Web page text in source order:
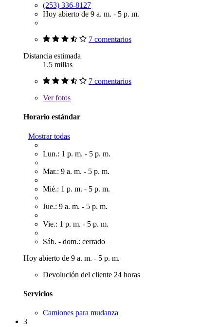
(253) 336-8127
Hoy abierto de 9 a. m. - 5 p. m.
7 comentarios
Distancia estimada
1.5 millas
7 comentarios
Verfotos
Horario estándar
Mostrar todas
Lun.: 1 p. m. - 5 p. m.
Mar.: 9 a. m. - 5 p. m.
Mié.: 1 p. m. - 5 p. m.
Jue.: 9 a. m. - 5 p. m.
Vie.: 1 p. m. - 5 p. m.
Sáb. - dom.: cerrado
Hoy abierto de 9 a. m. - 5 p. m.
Devolución del cliente 24 horas
Servicios
Camiones para mudanza
3